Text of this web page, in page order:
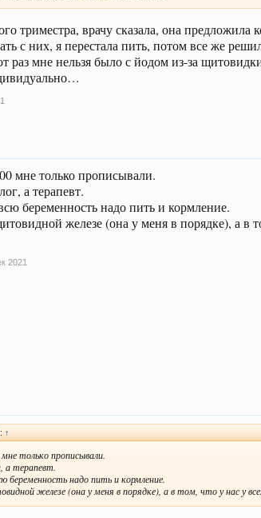
триместра, врачу сказала, она
с них, я перестала пить, потом все же
раз мне нельзя было с йодом из-за
мне только прописывали.
а терапевт.
беременность надо пить и кормление.
железе (она у меня в порядке), а в
2021
↑
только прописывали.
а терапевт.
беременность надо пить и кормление.
железе (она у меня в порядке), а в том, что у нас у